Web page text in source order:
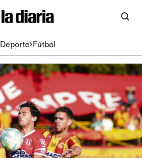
Deporte Fútbol